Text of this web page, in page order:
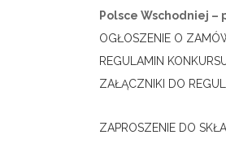
Polsce Wschodniej –
OGŁOSZENIE O
REGULAMIN
ZAŁĄCZNIKI DO
ZAPROSZENIE DO